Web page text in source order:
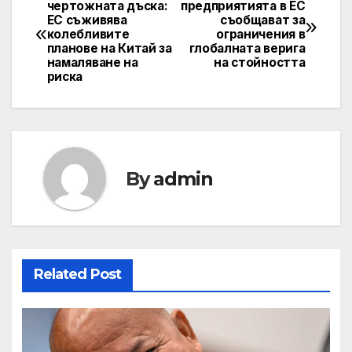
предприятията в ЕС
съобщават за
ограничения в
глобалната верига
на стойността
чертожната дъска:
ЕС съживява
колебливите
планове на Китай за
намаляване на
риска
Byadmin
Related Post